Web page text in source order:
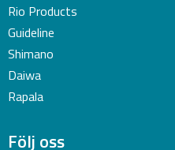
Rio Products
Guideline
Shimano
Daiwa
Rapala
Följ oss